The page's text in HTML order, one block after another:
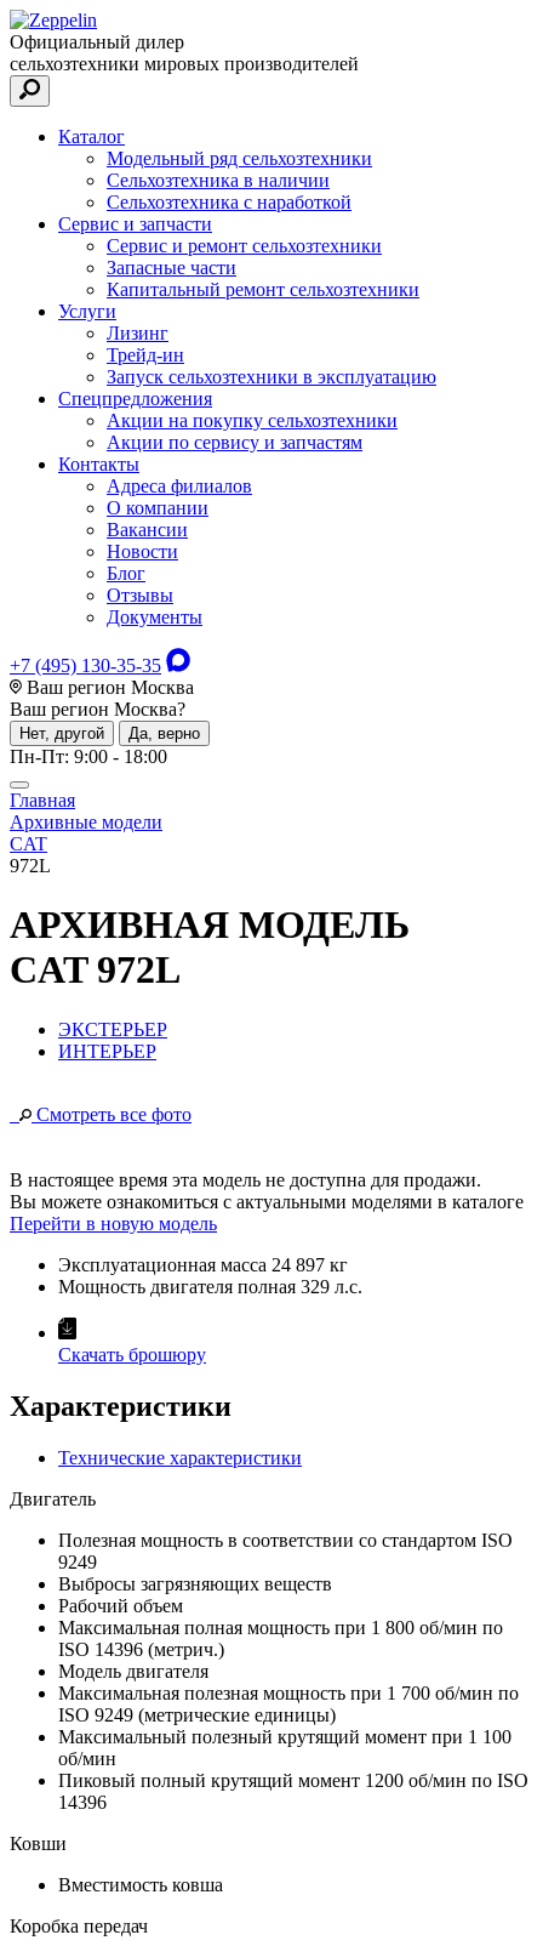
Официальный дилер
сельхозтехники мировых производителей
Каталог
Модельный ряд сельхозтехники
Сельхозтехника в наличии
Сельхозтехника с наработкой
Сервис и запчасти
Сервис и ремонт сельхозтехники
Запасные части
Капитальный ремонт сельхозтехники
Услуги
Лизинг
Трейд-ин
Запуск сельхозтехники в эксплуатацию
Спецпредложения
Акции на покупку сельхозтехники
Акции по сервису и запчастям
Контакты
Адреса филиалов
О компании
Вакансии
Новости
Блог
Отзывы
Документы
+7 (495) 130-35-35
Ваш регион Москва
Ваш регион Москва?
Нет, другой Да, верно
Пн-Пт: 9:00 - 18:00
Главная
Архивные модели
CAT
972L
АРХИВНАЯ МОДЕЛЬ
CAT 972L
ЭКСТЕРЬЕР
ИНТЕРЬЕР
Смотреть все фото
В настоящее время эта модель не доступна для продажи.
Вы можете ознакомиться с актуальными моделями в каталоге
Перейти в новую модель
Эксплуатационная масса 24 897 кг
Мощность двигателя полная 329 л.с.
Скачать брошюру
Характеристики
Технические характеристики
Двигатель
Полезная мощность в соответствии со стандартом ISO
9249
Выбросы загрязняющих веществ
Рабочий объем
Максимальная полная мощность при 1 800 об/мин по
ISO 14396 (метрич.)
Модель двигателя
Максимальная полезная мощность при 1 700 об/мин по
ISO 9249 (метрические единицы)
Максимальный полезный крутящий момент при 1 100
об/мин
Пиковый полный крутящий момент 1200 об/мин по ISO
14396
Ковши
Вместимость ковша
Коробка передач